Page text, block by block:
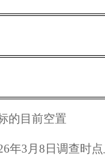
的目前空置
年3月 8 日调查时